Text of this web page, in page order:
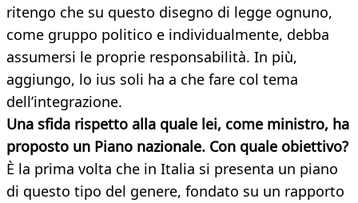
ritengo che su questo disegno di legge ognuno,
come gruppo politico e individualmente, debba
assumersi le proprie responsabilità. In più,
aggiungo, lo ius soli ha a che fare col tema
dell’integrazione.
Una sfida rispetto alla quale lei, come ministro, ha
proposto un Piano nazionale. Con quale obiettivo?
È la prima volta che in Italia si presenta un piano
di questo tipo del genere, fondato su un rapporto